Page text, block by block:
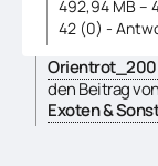
492,94 MB --
42 (0) -
den Beitrag von
Exoten &